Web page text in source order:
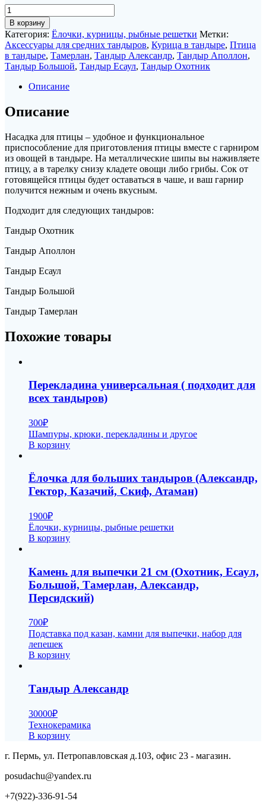
Количество
товара
Насадка
для
птицы
для
средних
тандыров
Аполлон,
Есаул,
Тамерлан)
В корзину
Категория: Ёлочки, курницы, рыбные решетки Метки:
Аксессуары для средних тандыров, Курица в тандыре, Птица
в тандыре, Тамерлан, Тандыр Александр, Тандыр Аполлон,
Тандыр Большой, Тандыр Есаул, Тандыр Охотник
Описание
Описание
Насадка для птицы – удобное и функциональное
приспособление для приготовления птицы вместе с гарниром
из овощей в тандыре. На металлические шипы вы наживляете
птицу, а в тарелку снизу кладете овощи либо грибы. Сок от
готовящейся птицы будет оставаться в чаше, и ваш гарнир
получится нежным и очень вкусным.
Подходит для следующих тандыров:
Тандыр Охотник
Тандыр Аполлон
Тандыр Есаул
Тандыр Большой
Тандыр Тамерлан
Похожие товары
Перекладина универсальная ( подходит для
всех тандыров)
300₽
Шампуры, крюки, перекладины и другое
В корзину
Ёлочка для больших тандыров (Александр,
Гектор, Казачий, Скиф, Атаман)
1900₽
Ёлочки, курницы, рыбные решетки
В корзину
Камень для выпечки 21 см (Охотник, Есаул,
Большой, Тамерлан, Александр,
Персидский)
700₽
Подставка под казан, камни для выпечки, набор для
лепешек
В корзину
Тандыр Александр
30000₽
Технокерамика
В корзину
г. Пермь, ул. Петропавловская д.103, офис 23 - магазин.
posudachu@yandex.ru
+7(922)-336-91-54